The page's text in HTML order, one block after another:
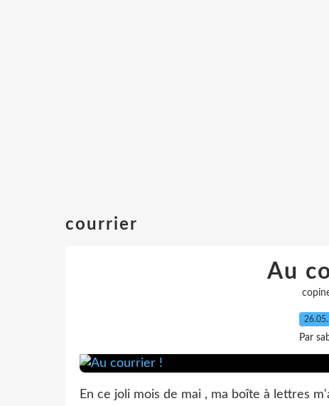
courrier
Au
Par
En ce joli mois de mai , ma boîte à lettres